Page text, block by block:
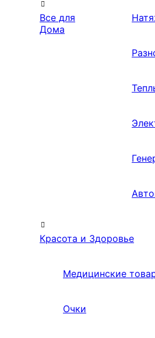
Все для
Дома
Красота и Здоровье
Медицинские
Очки